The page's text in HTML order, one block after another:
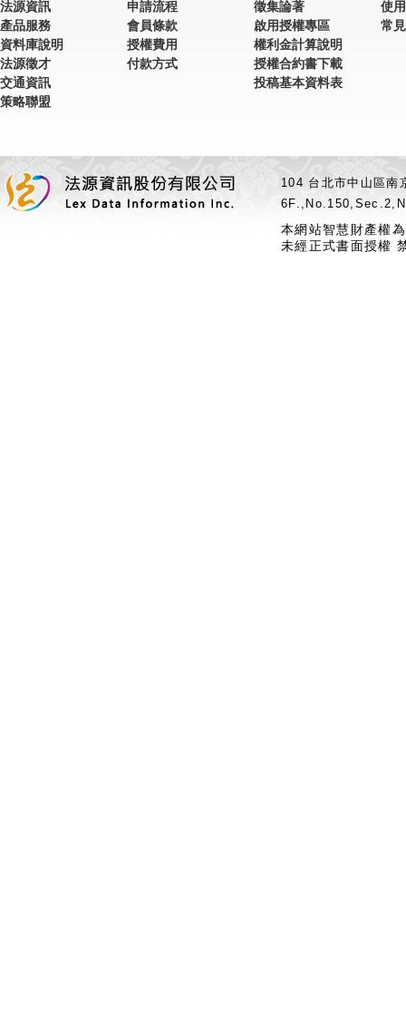
法源資訊
產品服務
資料庫說明
法源徵才
交通資訊
策略聯盟
申請流程
會員條款
授權費用
付款方式
徵集論著
啟用授權專區
權利金計算說明
授權合約書下載
投稿基本資料表
使
常
104 台北市中山區
本網站智慧財產權
未經正式書面授權